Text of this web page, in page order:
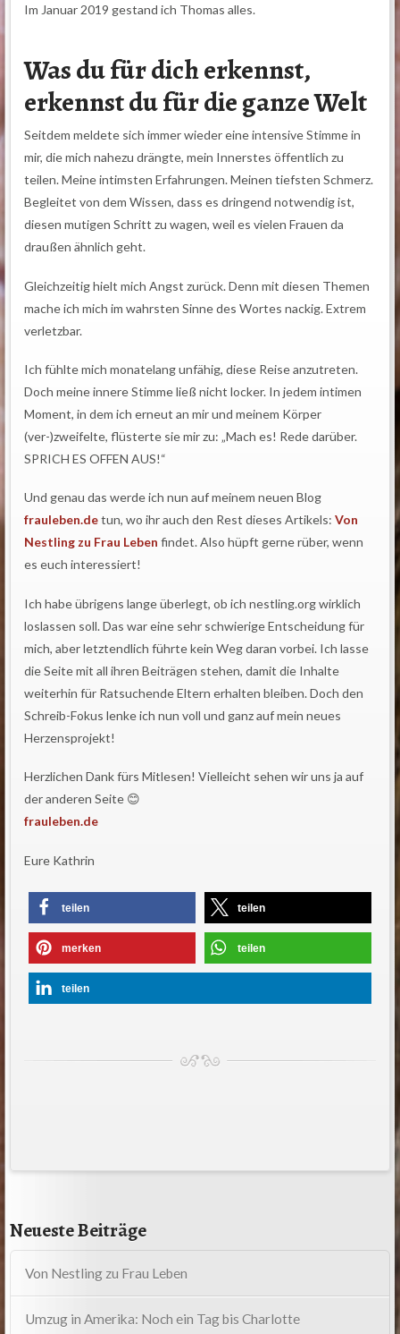
Im Januar 2019 gestand ich Thomas alles.
Was du für dich erkennst,
erkennst du für die ganze Welt
Seitdem meldete sich immer wieder eine intensive Stimme in
mir, die mich nahezu drängte, mein Innerstes öffentlich zu
teilen. Meine intimsten Erfahrungen. Meinen tiefsten Schmerz.
Begleitet von dem Wissen, dass es dringend notwendig ist,
diesen mutigen Schritt zu wagen, weil es vielen Frauen da
draußen ähnlich geht.
Gleichzeitig hielt mich Angst zurück. Denn mit diesen Themen
mache ich mich im wahrsten Sinne des Wortes nackig. Extrem
verletzbar.
Ich fühlte mich monatelang unfähig, diese Reise anzutreten.
Doch meine innere Stimme ließ nicht locker. In jedem intimen
Moment, in dem ich erneut an mir und meinem Körper
(ver-)zweifelte, flüsterte sie mir zu: „Mach es! Rede darüber.
SPRICH ES OFFEN AUS!“
Und genau das werde ich nun auf meinem neuen Blog
frauleben.detun, wo ihr auch den Rest dieses Artikels:Von
Nestling zu Frau Leben findet. Also hüpft gerne rüber, wenn
es euch interessiert!
Ich habe übrigens lange überlegt, ob ich nestling.org wirklich
loslassen soll. Das war eine sehr schwierige Entscheidung für
mich, aber letztendlich führte kein Weg daran vorbei. Ich lasse
die Seite mit all ihren Beiträgen stehen, damit die Inhalte
weiterhin für Ratsuchende Eltern erhalten bleiben. Doch den
Schreib-Fokus lenke ich nun voll und ganz auf mein neues
Herzensprojekt!
Herzlichen Dank fürs Mitlesen! Vielleicht sehen wir uns ja auf
der anderen Seite 😊
frauleben.de
Eure Kathrin
teilen teilen
merken teilen
teilen
Neueste Beiträge
Von Nestling zu Frau Leben
Umzug in Amerika: Noch ein Tag bis Charlotte